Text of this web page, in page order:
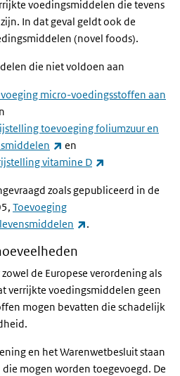
voedingsmiddelen die tevens
zijn. In dat geval geldt ook de
(novel foods).
die niet voldoen aan
micro-voedingsstoffen aan
is external)
toevoeging foliumzuur en
(link is external)
en
vitamine D
zoals gepubliceerd in de
Toevoeging
.
de Europese verordening als
verrijkte voedingsmiddelen geen
mogen bevatten die schadelijk
en het Warenwetbesluit staan
mogen worden toegevoegd. De